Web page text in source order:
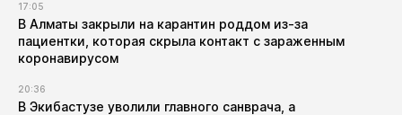
17:05
В Алматы закрыли на карантин роддом из-за
пациентки, которая скрыла контакт с зараженным
коронавирусом
20:36
В Экибастузе уволили главного санврача, а